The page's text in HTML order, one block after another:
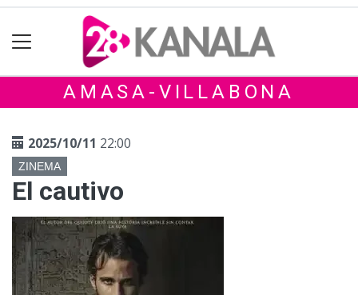
AMASA-VILLABONA
2025/10/11 22:00
ZINEMA
El cautivo